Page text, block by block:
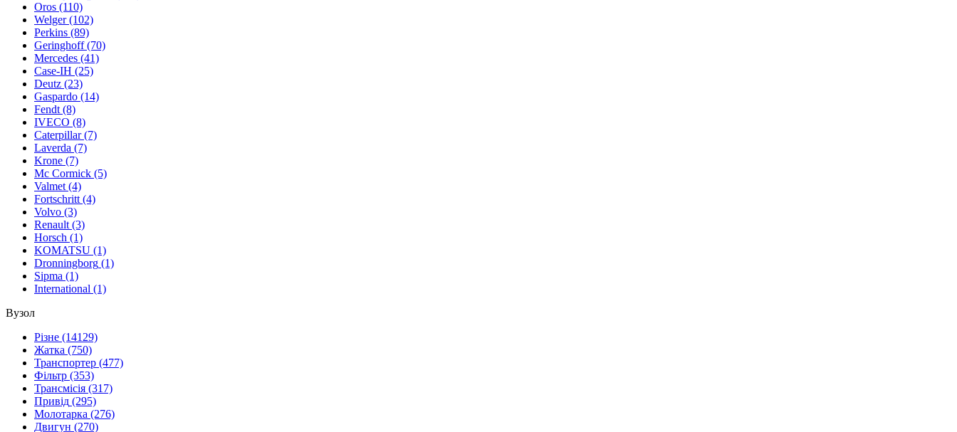
Oros (110)
Welger (102)
Perkins (89)
Geringhoff (70)
Mercedes (41)
Case-IH (25)
Deutz (23)
Gaspardo (14)
Fendt (8)
IVECO (8)
Caterpillar (7)
Laverda (7)
Krone (7)
Mc Cormick (5)
Valmet (4)
Fortschritt (4)
Volvo (3)
Renault (3)
Horsch (1)
KOMATSU (1)
Dronningborg (1)
Sipma (1)
International (1)
Вузол
Різне (14129)
Жатка (750)
Транспортер (477)
Фільтр (353)
Трансмісія (317)
Привід (295)
Молотарка (276)
Двигун (270)